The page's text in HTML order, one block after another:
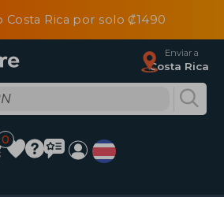
Costa Rica por solo ₡1490
Enviar a
Costa Rica
0